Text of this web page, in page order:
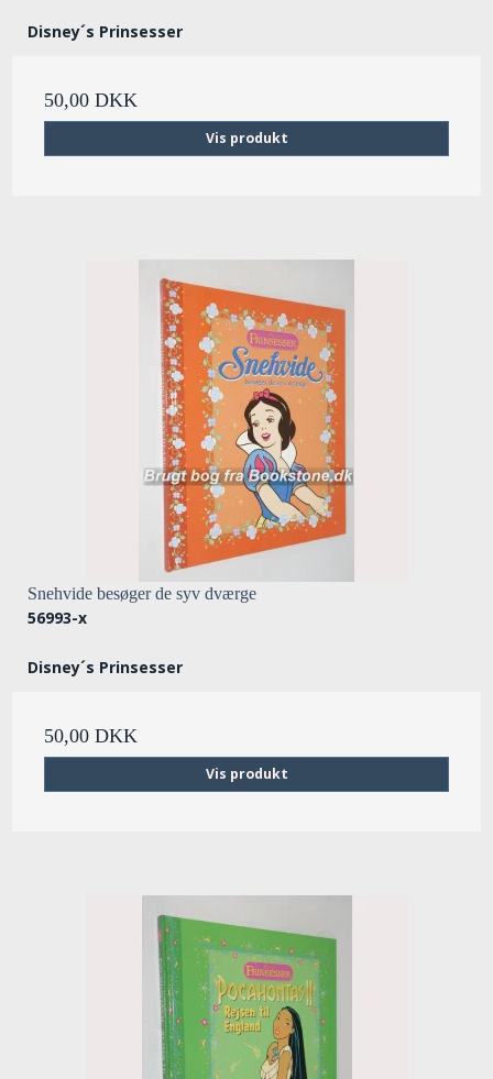
Disney´s Prinsesser
50,00 DKK
Vis produkt
Snehvide besøger de syv dværge
56993-x
Disney´s Prinsesser
50,00 DKK
Vis produkt